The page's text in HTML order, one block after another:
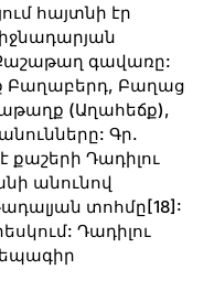
հայտնի էր
Քաշաթաղ գավառը:
Բաղաբերդ, Բաղաց
(Աղահեճք),
Գր.
Դադիլու
անունով
տոհմը[18]:
Դադիլու